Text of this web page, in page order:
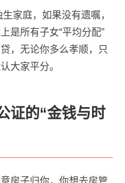
家庭，如果没有遗嘱，
是所有子女“平均分配”
，无论你多么孝顺，只
大家平分。
证的“金钱与时
房子归你，你想去房管